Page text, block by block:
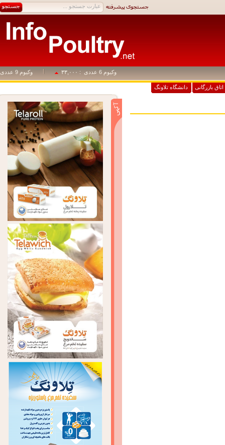
وکیوم 6 عددی : ۳۳,۰۰۰ وکیوم 9 عددی : ۴۹,۵۰۰
بازرگانی دانشگاه تلاونگ